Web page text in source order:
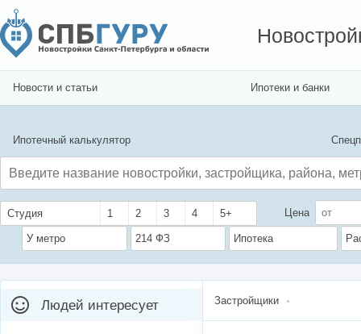
Новости и статьи Ипотеки и банки
Ипотечный калькулятор
Студия 1 2 3 4 5+ Цена
У метро 214 ФЗ Ипотека
Застройщики
Людей интересует